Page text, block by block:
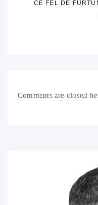
CE FEL DE
Comments are closed